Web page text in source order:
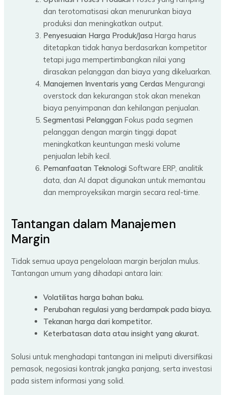
dan terotomatisasi akan menurunkan biaya
produksi dan meningkatkan output.
Penyesuaian Harga Produk/Jasa Harga harus
ditetapkan tidak hanya berdasarkan kompetitor
tetapi juga mempertimbangkan nilai yang
dirasakan pelanggan dan biaya yang dikeluarkan.
Manajemen Inventaris yang Cerdas Mengurangi
overstock dan kekurangan stok akan menekan
biaya penyimpanan dan kehilangan penjualan.
Segmentasi Pelanggan Fokus pada segmen
pelanggan dengan margin tinggi dapat
meningkatkan keuntungan meski volume
penjualan lebih kecil.
Pemanfaatan Teknologi Software ERP, analitik
data, dan AI dapat digunakan untuk memantau
dan memproyeksikan margin secara real-time.
Tantangan dalam Manajemen
Margin
Tidak semua upaya pengelolaan margin berjalan mulus.
Tantangan umum yang dihadapi antara lain:
Volatilitas harga bahan baku.
Perubahan regulasi yang berdampak pada biaya.
Tekanan harga dari kompetitor.
Keterbatasan data atau insight yang akurat.
Solusi untuk menghadapi tantangan ini meliputi diversifikasi
pemasok, negosiasi kontrak jangka panjang, serta investasi
pada sistem informasi yang solid.